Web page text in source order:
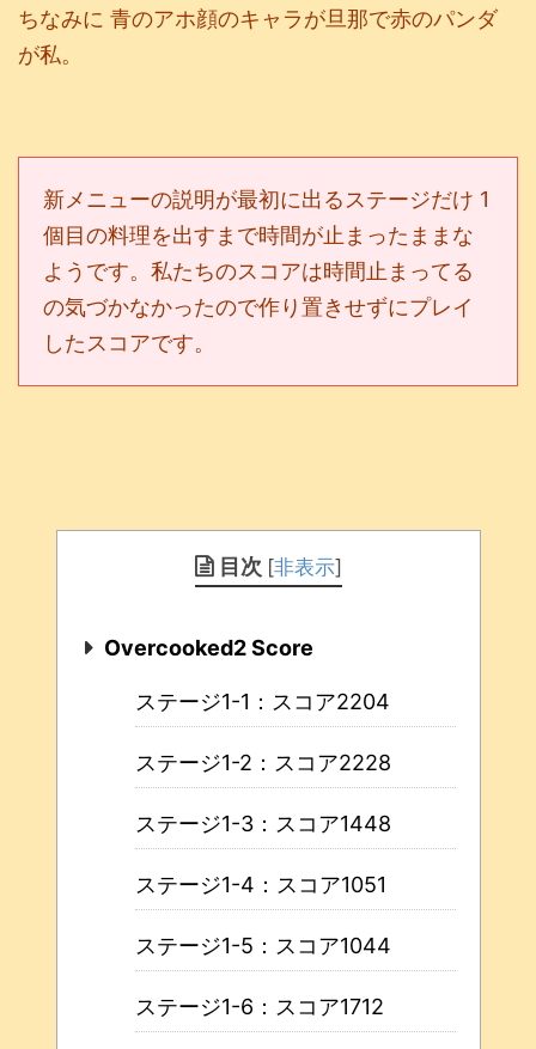
ちなみに 青のアホ顔のキャラが旦那で赤のパンダ
が私。
新メニューの説明が最初に出るステージだけ 1
個目の料理を出すまで時間が止まったままな
ようです。私たちのスコアは時間止まってる
の気づかなかったので作り置きせずにプレイ
したスコアです。
目次 [非表示]
Overcooked2 Score
ステージ1-1：スコア2204
ステージ1-2：スコア2228
ステージ1-3：スコア1448
ステージ1-4：スコア1051
ステージ1-5：スコア1044
ステージ1-6：スコア1712